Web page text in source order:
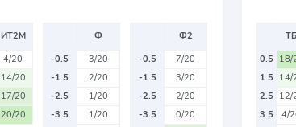
ИТ2М
4/20
14/20
17/20
20/20
Ф
-0.5
3/20
-1.5
2/20
-2.5
1/20
-3.5
1/20
Ф2
-0.5
7/20
-1.5
3/20
-2.5
2/20
-3.5
0/20
ТБ
0.5 18/
1.5 14/
2.5 12/
3.5
4/